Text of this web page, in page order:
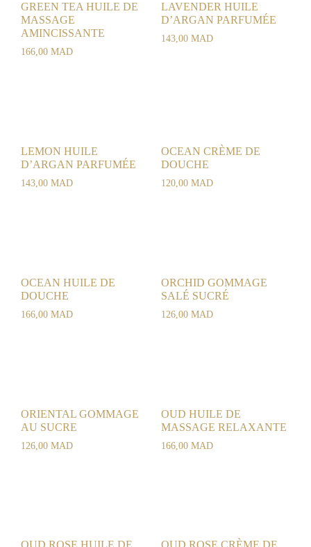
GREEN TEA HUILE DE
MASSAGE
AMINCISSANTE
166,00 MAD
LAVENDER HUILE
D’ARGAN PARFUMÉE
143,00 MAD
LEMON HUILE
D’ARGAN PARFUMÉE
143,00 MAD
OCEAN CRÈME DE
DOUCHE
120,00 MAD
OCEAN HUILE DE
DOUCHE
166,00 MAD
ORCHID GOMMAGE
SALÉ SUCRÉ
126,00 MAD
ORIENTAL GOMMAGE
AU SUCRE
126,00 MAD
OUD HUILE DE
MASSAGE RELAXANTE
166,00 MAD